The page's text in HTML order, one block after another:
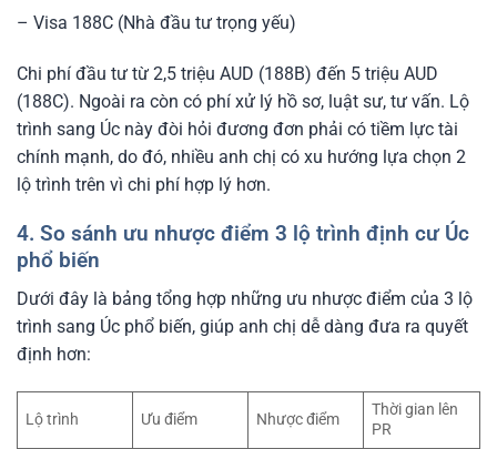
– Visa 188C (Nhà đầu tư trọng yếu)
Chi phí đầu tư từ 2,5 triệu AUD (188B) đến 5 triệu AUD
(188C). Ngoài ra còn có phí xử lý hồ sơ, luật sư, tư vấn. Lộ
trình sang Úc này đòi hỏi đương đơn phải có tiềm lực tài
chính mạnh, do đó, nhiều anh chị có xu hướng lựa chọn 2
lộ trình trên vì chi phí hợp lý hơn.
4. So sánh ưu nhược điểm 3 lộ trình định cư Úc
phổ biến
Dưới đây là bảng tổng hợp những ưu nhược điểm của 3 lộ
trình sang Úc phổ biến, giúp anh chị dễ dàng đưa ra quyết
định hơn:
Lộ trình Ưu điểm Nhược điểm
Thời gian lên
PR